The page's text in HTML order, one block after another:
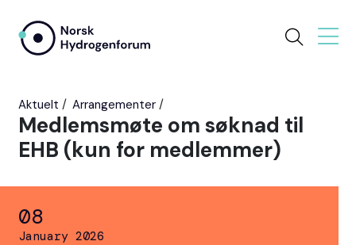
Aktuelt Arrangementer
Medlemsmøte om søknad til
EHB (kun for medlemmer)
08
January 2026